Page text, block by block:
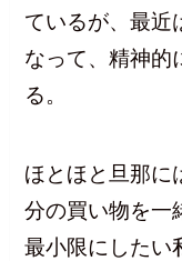
ているが、最近
なって、精神的
る。
ほとほと旦那に
分の買い物を一
最小限にしたい